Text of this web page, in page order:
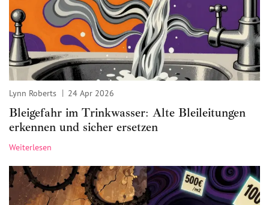
Lynn Roberts 24 Apr 2026
Bleigefahr im Trinkwasser: Alte Bleileitungen
erkennen und sicher ersetzen
Weiterlesen